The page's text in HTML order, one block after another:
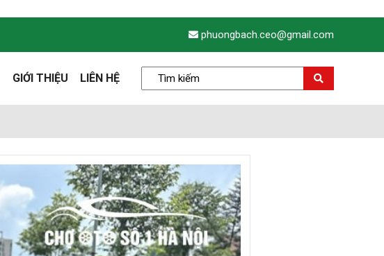
phuongbach.ceo@gmail.com
GIỚI THIỆU LIÊN HỆ